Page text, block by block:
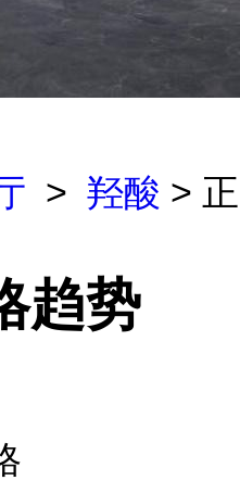
> 羟酸 > 正
趋势